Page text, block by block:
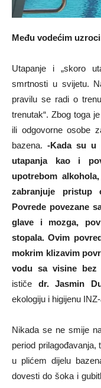
Među vodećim
Utapanje i „skoro
smrtnosti u svijetu.
pravilu se radi o
trenutak“. Zbog toga
ili odgovorne osobe
bazena. -Kada su u
utapanja kao i
upotrebom
zabranjuje pristup
Povrede povezane
glave i mozga,
stopala. Ovim
mokrim klizavim
vodu sa visine bez
ističe dr. Jasmin
ekologiju i higijenu
Nikada se ne smije
period
u plićem dijelu
dovesti do šoka i